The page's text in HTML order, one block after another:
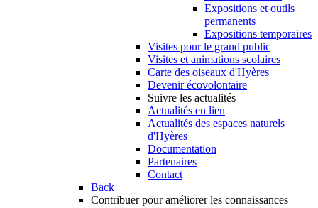
Expositions et outils
permanents
Expositions temporaires
Visites pour le grand public
Visites et animations scolaires
Carte des oiseaux d'Hyères
Devenir écovolontaire
Suivre les actualités
Actualités en lien
Actualités des espaces naturels
d'Hyères
Documentation
Partenaires
Contact
Back
Contribuer pour améliorer les connaissances